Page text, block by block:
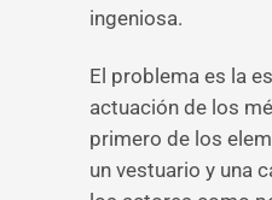
ingeniosa.
El problema es la
actuación de los
primero de los
un vestuario y una